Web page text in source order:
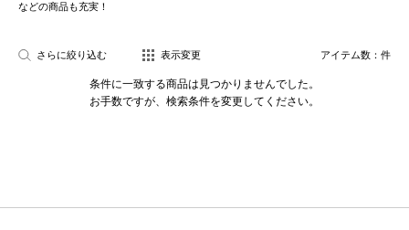
などの商品も充実！
さらに絞り込む 表示変更 アイテム数： 件
条件に一致する商品は見つかりませんでした。
お手数ですが、検索条件を変更してください。